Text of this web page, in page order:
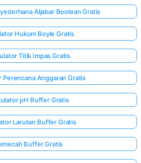
Aljabar Boolean Gratis
Hukum Boyle Gratis
Titik Impas Gratis
Perencana Anggaran Gratis
pH Buffer Gratis
Larutan Buffer Gratis
Buffer Gratis